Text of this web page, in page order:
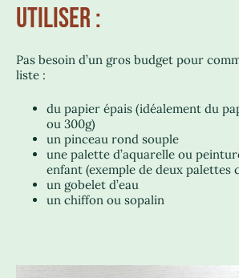
UTILISER :
Pas besoin d’un gros budget pour
liste :
du papier épais (idéalement du
ou 300g)
un pinceau rond souple
une palette d’aquarelle ou
enfant (exemple de deux palettes
un gobelet d’eau
un chiffon ou sopalin